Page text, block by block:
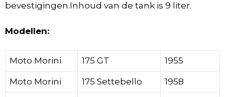
bevestigingen.Inhoud van de tank is 9 liter.
Modellen:
Moto Morini 175 GT 1955
Moto Morini 175 Settebello 1958